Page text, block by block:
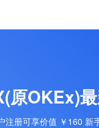
原OKEx)
注册可享价值 ￥160 新